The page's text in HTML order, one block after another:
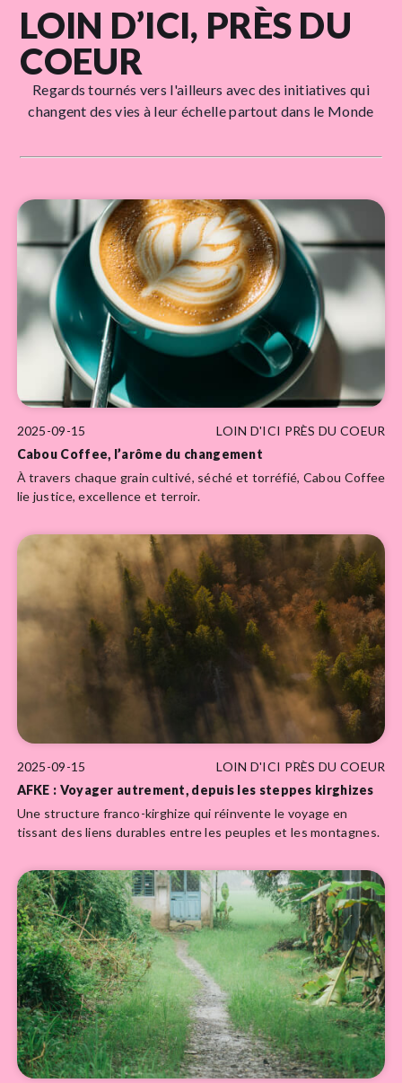
LOIN D’ICI, PRÈS DU
COEUR
Regards tournés vers l'ailleurs avec des initiatives qui
changent des vies à leur échelle partout dans le Monde
2025-09-15
LOIN D'ICI PRÈS DU COEUR
Cabou Coffee, l’arôme du changement
À travers chaque grain cultivé, séché et torréfié, Cabou Coffee
lie justice, excellence et terroir.
2025-09-15
LOIN D'ICI PRÈS DU COEUR
AFKE : Voyager autrement, depuis les steppes kirghizes
Une structure franco-kirghize qui réinvente le voyage en
tissant des liens durables entre les peuples et les montagnes.